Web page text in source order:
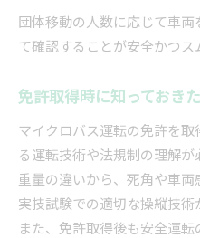
団体移動の人数に応じて車
て確認することが安全かつス
免許取得時に知っておき
マイクロバス運転の免許を
る運転技術や法規制の理解
重量の違いから、死角や車両
実技試験での適切な操縦技術
また、免許取得後も安全運